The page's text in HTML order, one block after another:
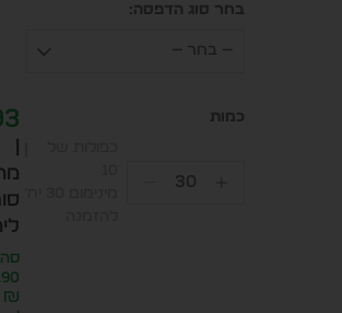
בחר סוג הדפסה:
— בחר —
₪